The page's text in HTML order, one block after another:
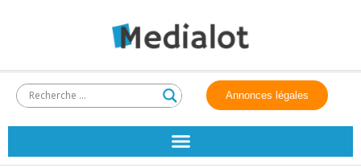
Annonces légales